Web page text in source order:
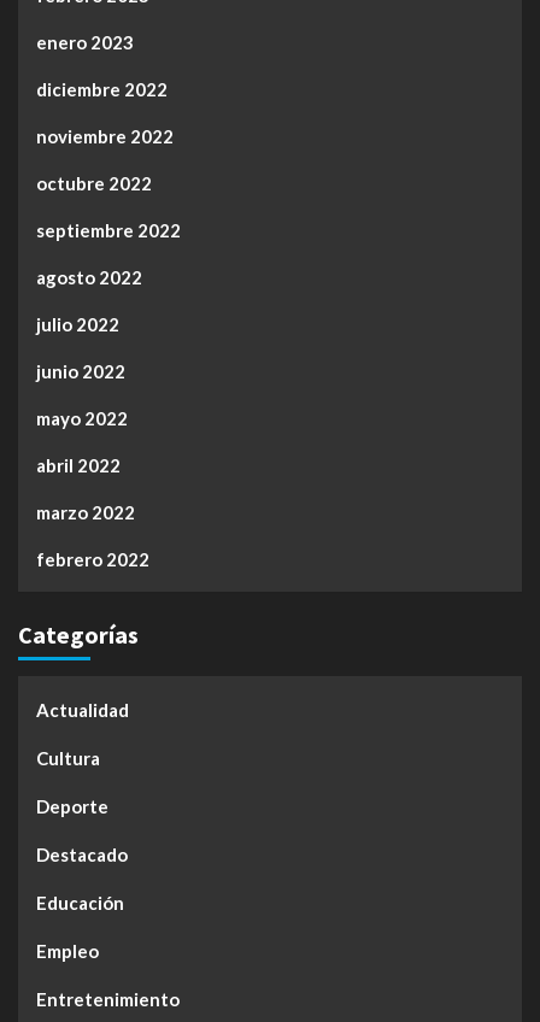
enero 2023
diciembre 2022
noviembre 2022
octubre 2022
septiembre 2022
agosto 2022
julio 2022
junio 2022
mayo 2022
abril 2022
marzo 2022
febrero 2022
Categorías
Actualidad
Cultura
Deporte
Destacado
Educación
Empleo
Entretenimiento